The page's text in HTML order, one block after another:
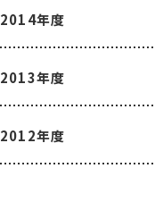
2014年度
2013年度
2012年度